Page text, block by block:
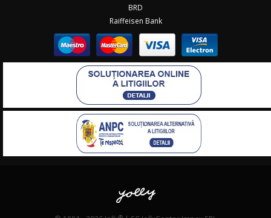
BRD
Raiffeisen Bank